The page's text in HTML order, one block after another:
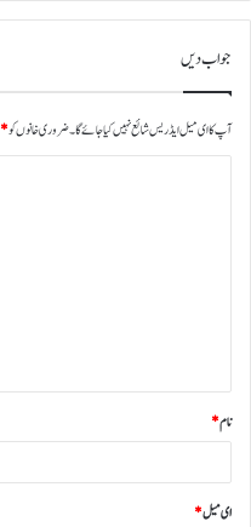
جواب دیں
آپ کا ای میل ایڈریس شائع نہیں کیا جائے گا۔ضروری خانوں کو*
نام*
ای میل*